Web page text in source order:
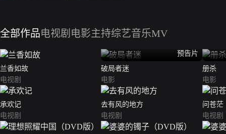
全部作品电视剧 电影主持综艺音乐MV
兰香如故
电视剧
预告片
破局者迷
电影
册杀
电影
承欢记
电视剧
去有风的地方
电视剧
问苍茫
电视剧